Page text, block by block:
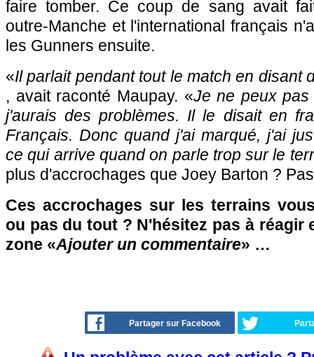
faire tomber. Ce coup de sang avait
outre-Manche et l'international français
les Gunners ensuite.
«Il parlait pendant tout le match en disant
, avait raconté Maupay. «Je ne peux
j'aurais des problèmes. Il le disait en
Français. Donc quand j'ai marqué, j'ai
ce qui arrive quand on parle trop sur le
plus d'accrochages que Joey Barton ?
Ces accrochages sur les terrains
ou pas du tout ? N'hésitez pas à réagir
zone «Ajouter un commentaire» …
Partager sur Facebook